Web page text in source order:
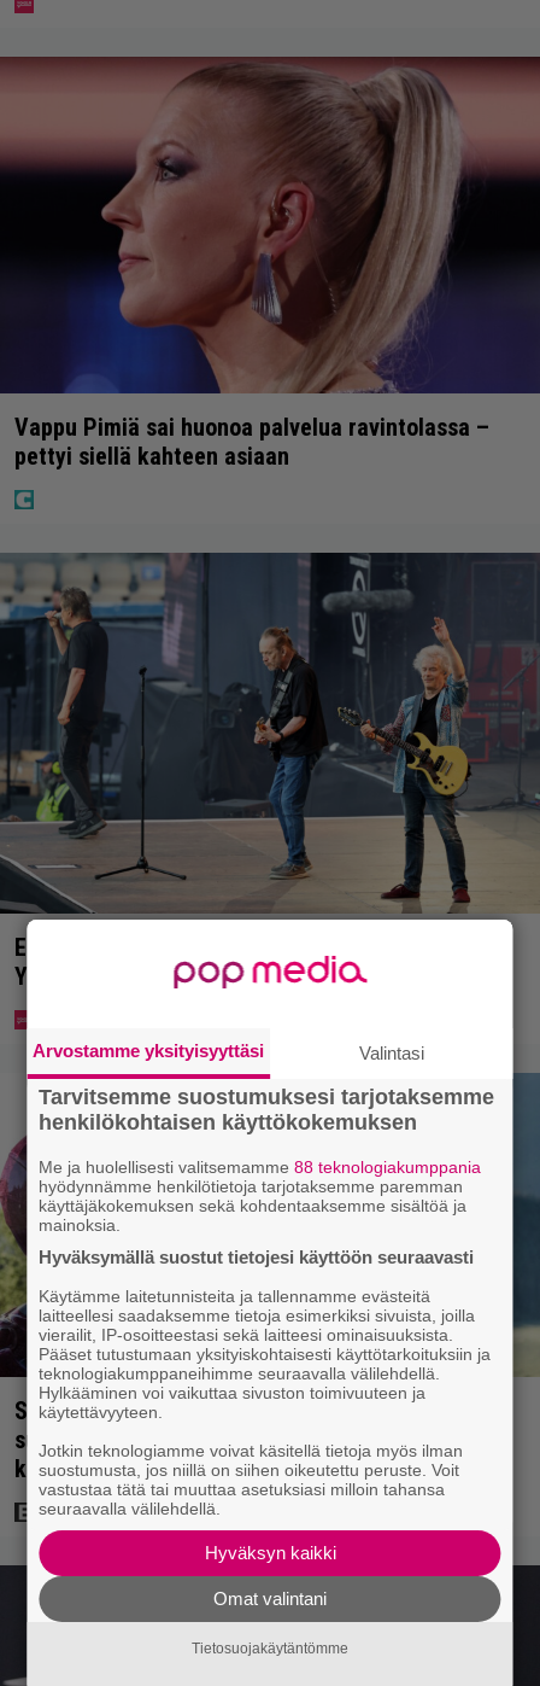
Vappu Pimiä sai huonoa palvelua ravintolassa –
pettyi siellä kahteen asiaan
Eppu Normaalin viimeinen konsertti esitetään
Ylellä
Scifihetki: Ilmaiskatselussa 100 miljoonan dollarin
supersankarielokuva – sai Suomessa 4017
katsojaa
Arvostamme yksityisyyttäsi Valintasi
Tarvitsemme suostumuksesi tarjotaksemme
henkilökohtaisen käyttökokemuksen
Me ja huolellisesti valitsemamme88 teknologiakumppania
hyödynnämme henkilötietoja tarjotaksemme paremman
käyttäjäkokemuksen sekä kohdentaaksemme sisältöä ja
mainoksia.
Hyväksymällä suostut tietojesi käyttöön seuraavasti
Käytämme laitetunnisteita ja tallennamme evästeitä
laitteellesi saadaksemme tietoja esimerkiksi sivuista, joilla
vierailit, IP-osoitteestasi sekä laitteesi ominaisuuksista.
Pääset tutustumaan yksityiskohtaisesti käyttötarkoituksiin ja
teknologiakumppaneihimme seuraavalla välilehdellä.
Hylkääminen voi vaikuttaa sivuston toimivuuteen ja
käytettävyyteen.
Jotkin teknologiamme voivat käsitellä tietoja myös ilman
suostumusta, jos niillä on siihen oikeutettu peruste. Voit
vastustaa tätä tai muuttaa asetuksiasi milloin tahansa
seuraavalla välilehdellä.
Hyväksyn kaikki
Omat valintani
Tietosuojakäytäntömme